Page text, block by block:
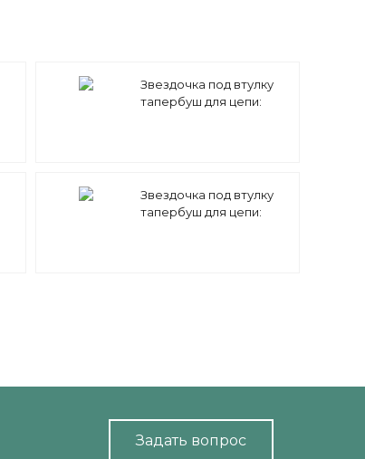
Звездочка под втулку
тапербуш для цепи:
Звездочка под втулку
тапербуш для цепи:
Задать вопрос